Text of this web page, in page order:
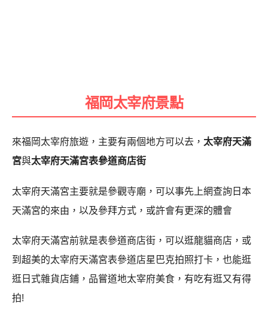
福岡太宰府景點
來福岡太宰府旅遊，主要有兩個地方可以去， 太宰府天滿
宮與太宰府天滿宮表參道商店街
太宰府天滿宮主要就是參觀寺廟，可以事先上網查詢日本
天滿宮的來由，以及參拜方式，或許會有更深的體會
太宰府天滿宮前就是表參道商店街，可以逛龍貓商店，或
到超美的太宰府天滿宮表參道店星巴克拍照打卡，也能逛
逛日式雜貨店鋪，品嘗道地太宰府美食，有吃有逛又有得
拍!